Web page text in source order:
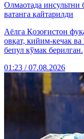
Олмаотада инсультни
ватанга қайтарилди
Аёлга Қозоғистон
овқат, кийим-кечак
бепул кўмак берилган.
01:23 / 07.08.2026